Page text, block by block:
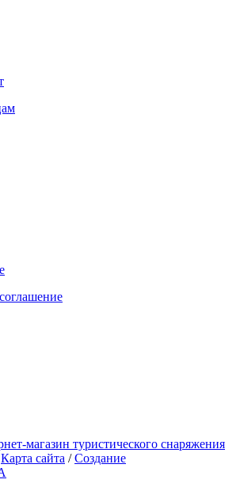
магазин туристического снаряжения
Карта сайта /Создание